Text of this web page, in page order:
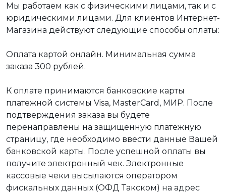
Мы работаем как с физическими лицами, так и с
юридическими лицами. Для клиентов Интернет-
Магазина действуют следующие способы оплаты:
Оплата картой онлайн. Минимальная сумма
заказа 300 рублей.
К оплате принимаются банковские карты
платежной системы Visa, MasterCard, МИР. После
подтверждения заказа вы будете
перенаправлены на защищенную платежную
страницу, где необходимо ввести данные Вашей
банковской карты. После успешной оплаты вы
получите электронный чек. Электронные
кассовые чеки высылаются оператором
фискальных данных (ОФД Такском) на адрес